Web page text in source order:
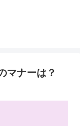
マナーは？